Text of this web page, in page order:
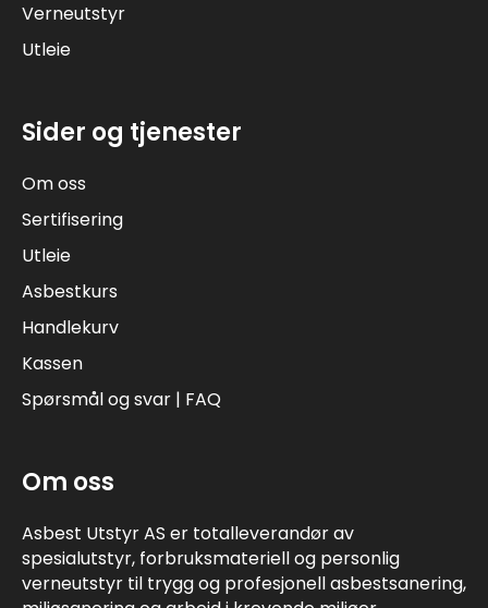
Verneutstyr
Utleie
Sider og tjenester
Om oss
Sertifisering
Utleie
Asbestkurs
Handlekurv
Kassen
Spørsmål og svar | FAQ
Om oss
Asbest Utstyr AS er totalleverandør av
spesialutstyr, forbruksmateriell og personlig
verneutstyr til trygg og profesjonell asbestsanering,